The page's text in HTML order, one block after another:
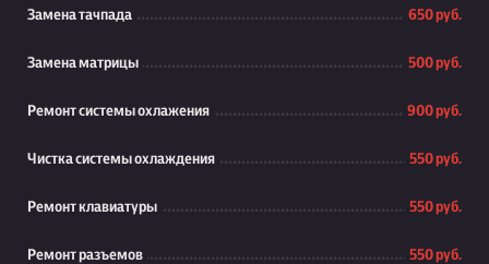
Замена тачпада 650 руб.
Замена матрицы 500 руб.
Ремонт системы охлажения 900 руб.
Чистка системы охлаждения 550 руб.
Ремонт клавиатуры 550 руб.
Ремонт разъемов 550 руб.